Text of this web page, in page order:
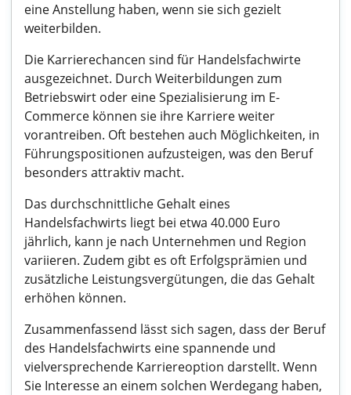
eine Anstellung haben, wenn sie sich gezielt
weiterbilden.
Die Karrierechancen sind für Handelsfachwirte
ausgezeichnet. Durch Weiterbildungen zum
Betriebswirt oder eine Spezialisierung im E-
Commerce können sie ihre Karriere weiter
vorantreiben. Oft bestehen auch Möglichkeiten, in
Führungspositionen aufzusteigen, was den Beruf
besonders attraktiv macht.
Das durchschnittliche Gehalt eines
Handelsfachwirts liegt bei etwa 40.000 Euro
jährlich, kann je nach Unternehmen und Region
variieren. Zudem gibt es oft Erfolgsprämien und
zusätzliche Leistungsvergütungen, die das Gehalt
erhöhen können.
Zusammenfassend lässt sich sagen, dass der Beruf
des Handelsfachwirts eine spannende und
vielversprechende Karriereoption darstellt. Wenn
Sie Interesse an einem solchen Werdegang haben,